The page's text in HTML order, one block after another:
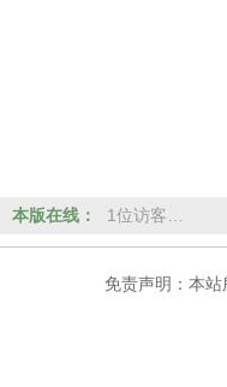
本版在线： 1位访客…
免责声明：本